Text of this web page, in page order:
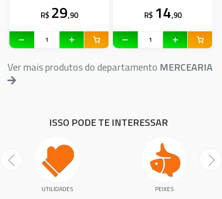
R$ 29,90 R$ 14,90
Ver mais produtos do departamento MERCEARIA
ISSO PODE TE INTERESSAR
UTILIDADES PEIXES